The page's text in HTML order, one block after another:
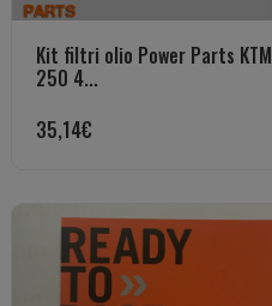
Kit filtri olio Power Parts KTM
250 4...
35,14€